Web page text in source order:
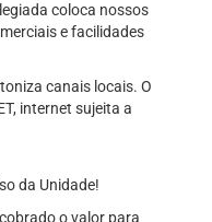
coloca nossos
e facilidades
canais locais. O
internet sujeita a
da Unidade!
o valor para